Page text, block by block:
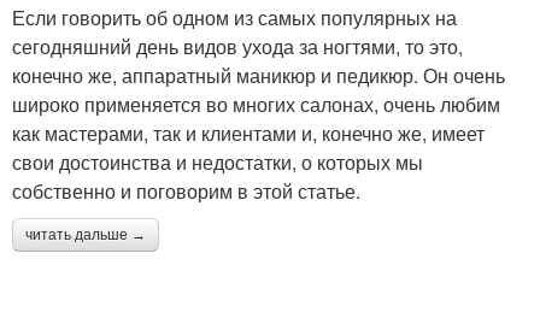
Если говорить об одном из самых популярных на
сегодняшний день видов ухода за ногтями, то это,
конечно же, аппаратный маникюр и педикюр. Он очень
широко применяется во многих салонах, очень любим
как мастерами, так и клиентами и, конечно же, имеет
свои достоинства и недостатки, о которых мы
собственно и поговорим в этой статье.
читать дальше →